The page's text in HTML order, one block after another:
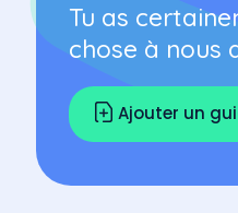
Tu as
chose à nous
Ajouter un